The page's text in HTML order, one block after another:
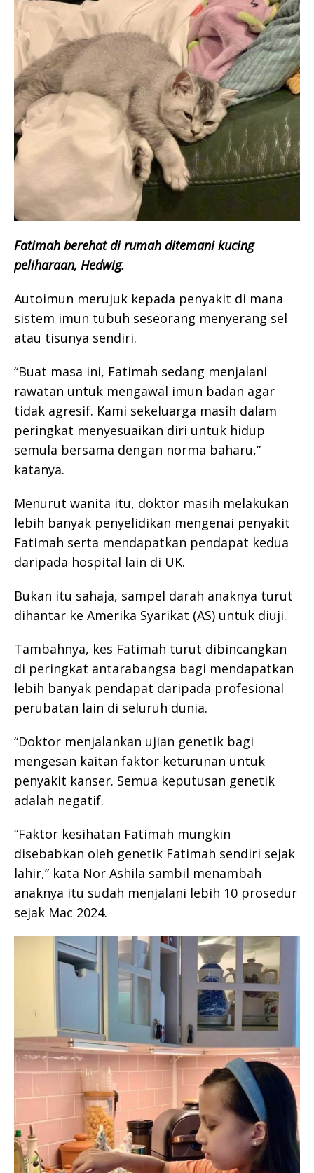
Fatimah berehat di rumah ditemani kucing
peliharaan, Hedwig.
Autoimun merujuk kepada penyakit di mana
sistem imun tubuh seseorang menyerang sel
atau tisunya sendiri.
“Buat masa ini, Fatimah sedang menjalani
rawatan untuk mengawal imun badan agar
tidak agresif. Kami sekeluarga masih dalam
peringkat menyesuaikan diri untuk hidup
semula bersama dengan norma baharu,”
katanya.
Menurut wanita itu, doktor masih melakukan
lebih banyak penyelidikan mengenai penyakit
Fatimah serta mendapatkan pendapat kedua
daripada hospital lain di UK.
Bukan itu sahaja, sampel darah anaknya turut
dihantar ke Amerika Syarikat (AS) untuk diuji.
Tambahnya, kes Fatimah turut dibincangkan
di peringkat antarabangsa bagi mendapatkan
lebih banyak pendapat daripada profesional
perubatan lain di seluruh dunia.
“Doktor menjalankan ujian genetik bagi
mengesan kaitan faktor keturunan untuk
penyakit kanser. Semua keputusan genetik
adalah negatif.
“Faktor kesihatan Fatimah mungkin
disebabkan oleh genetik Fatimah sendiri sejak
lahir,” kata Nor Ashila sambil menambah
anaknya itu sudah menjalani lebih 10 prosedur
sejak Mac 2024.